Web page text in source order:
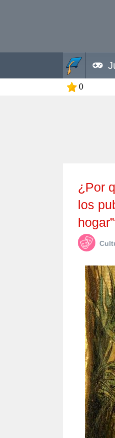
0
¿Por qué los hermanos Grimm recopilaron relatos locales y
los